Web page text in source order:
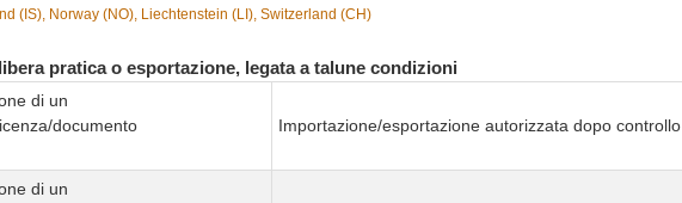
(IS), Norway (NO), Liechtenstein (LI), Switzerland (CH)
pratica o esportazione, legata a talune condizioni
di un
documento
Importazione/esportazione autorizzata dopo controllo
di un